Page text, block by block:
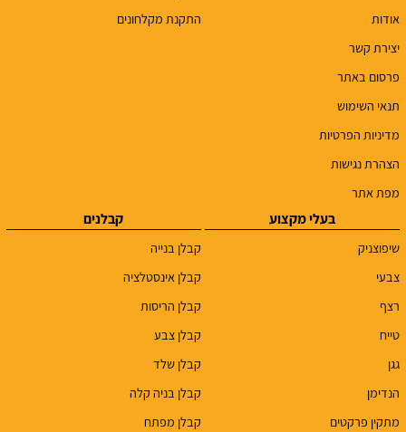
אודות
יצירת קשר
פרסום באתר
תנאי השימוש
מדיניות הפרטיות
הצהרת נגישות
מפת אתר
התקנת מקלחונים
בעלי מקצוע
שיפוצניק
צבעי
רצף
טייח
גגן
הנדימן
מתקין פרקטים
קבלנים
קבלן בנייה
קבלן אינסטלציה
קבלן הריסות
קבלן צבע
קבלן שלד
קבלן בניה קלה
קבלן מפתח